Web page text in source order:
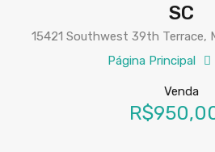
SC
15421 Southwest 39th Terrace,
Página Principal
Venda